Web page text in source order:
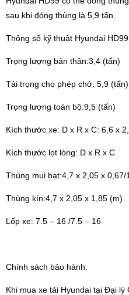
sau khi đóng thùng là 5,9 tấn.
Thông số kỹ thuật Hyundai
Trọng lượng bản thân:3,4 (tấn)
Tải trọng cho phép chở: 5,9 (tấn)
Trọng lượng toàn bộ:9,5 (tấn)
Kích thước xe: D x R x C: 6,6 x
Kích thước lọt lòng: D x R x C
Thùng mui bạt:4,7 x 2,05 x 0,67/
Thùng kín:4,7 x 2,05 x 1,85 (m)
Lốp xe: 7.5 – 16 /7.5 – 16
Chính sách bảo hành:
Khi mua xe tải Hyundai tại Đại lý